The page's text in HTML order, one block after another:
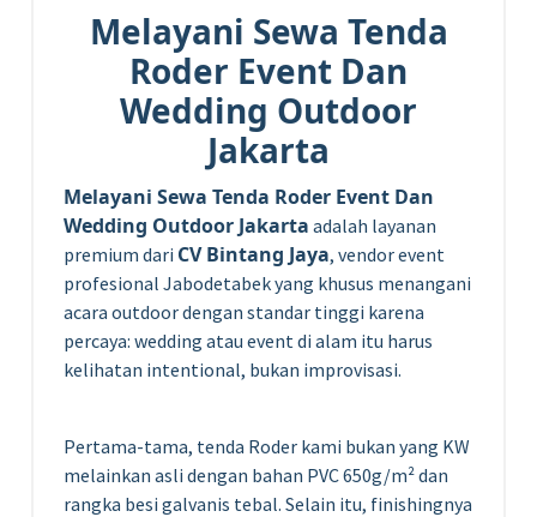
Melayani Sewa Tenda
Roder Event Dan
Wedding Outdoor
Jakarta
Melayani Sewa Tenda Roder Event Dan
Wedding Outdoor Jakarta adalah layanan
premium dari CV Bintang Jaya, vendor event
profesional Jabodetabek yang khusus menangani
acara outdoor dengan standar tinggi karena
percaya: wedding atau event di alam itu harus
kelihatan intentional, bukan improvisasi.
Pertama-tama, tenda Roder kami bukan yang KW
melainkan asli dengan bahan PVC 650g/m² dan
rangka besi galvanis tebal. Selain itu, finishingnya